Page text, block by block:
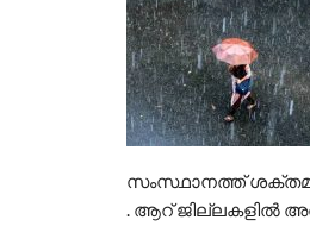
സംസ്ഥാനത്ത്
. ആറ് ജില്ലകളിൽ